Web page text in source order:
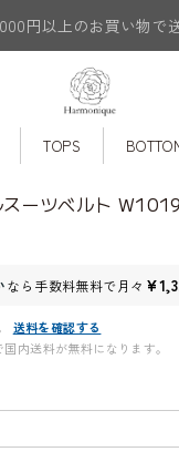
円以上のお買い物で
TOPS
スーツベルト
なら 手数料無料で月々
送料を確認する
内送料が無料になります。